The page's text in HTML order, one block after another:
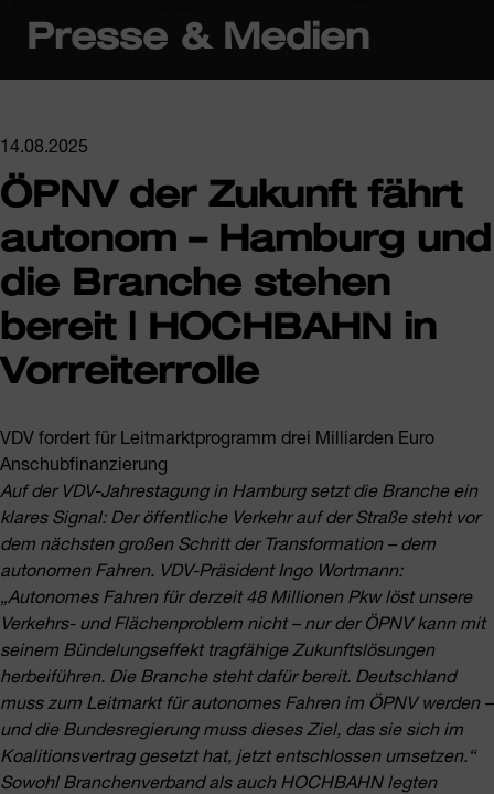
Presse & Medien
14.08.2025
ÖPNV der Zukunft fährt
autonom – Hamburg und
die Branche stehen
bereit | HOCHBAHN in
Vorreiterrolle
VDV fordert für Leitmarktprogramm drei Milliarden Euro
Anschubfinanzierung
Auf der VDV-Jahrestagung in Hamburg setzt die Branche ein
klares Signal: Der öffentliche Verkehr auf der Straße steht vor
dem nächsten großen Schritt der Transformation – dem
autonomen Fahren. VDV-Präsident Ingo Wortmann:
„Autonomes Fahren für derzeit 48 Millionen Pkw löst unsere
Verkehrs- und Flächenproblem nicht – nur der ÖPNV kann mit
seinem Bündelungseffekt tragfähige Zukunftslösungen
herbeiführen. Die Branche steht dafür bereit. Deutschland
muss zum Leitmarkt für autonomes Fahren im ÖPNV werden –
und die Bundesregierung muss dieses Ziel, das sie sich im
Koalitionsvertrag gesetzt hat, jetzt entschlossen umsetzen.“
Sowohl Branchenverband als auch HOCHBAHN legten